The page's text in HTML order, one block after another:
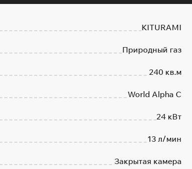
KITURAMI
Природный газ
240 кв.м
World Alpha C
24 кВт
13 л/мин
Закрытая камера